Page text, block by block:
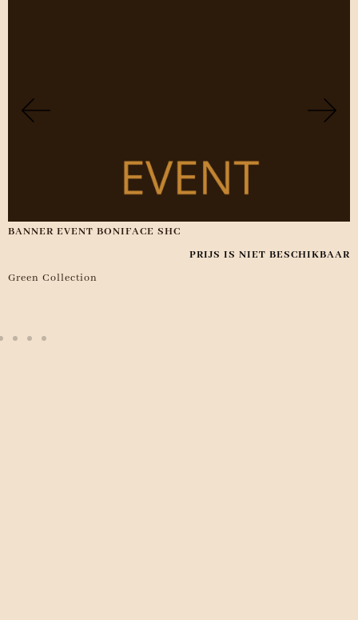
BANNER EVENT BONIFACE SHC
PRIJS IS NIET BESCHIKBAAR
Green Collection